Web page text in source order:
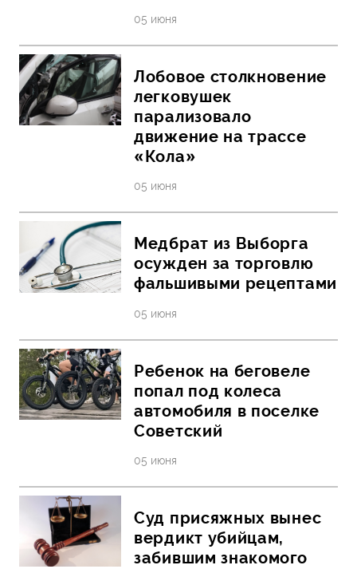
05 июня
Лобовое столкновение
легковушек
парализовало
движение на трассе
«Кола»
05 июня
Медбрат из Выборга
осужден за торговлю
фальшивыми рецептами
05 июня
Ребенок на беговеле
попал под колеса
автомобиля в поселке
Советский
05 июня
Суд присяжных вынес
вердикт убийцам,
забившим знакомого